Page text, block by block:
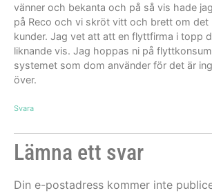
vänner och bekanta och på så vis hade
på Reco och vi skröt vitt och brett om det
kunder. Jag vet att att en flyttfirma i topp
liknande vis. Jag hoppas ni på
systemet som dom använder för det är
över.
Svara
Lämna ett svar
Din e-postadress kommer inte